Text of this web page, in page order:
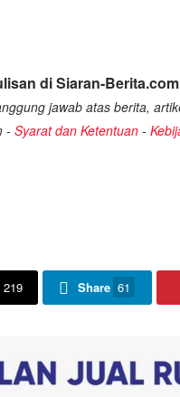
di Siaran-
jawab atas berita,
- Syarat dan Ketentuan -
219 Share 61